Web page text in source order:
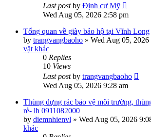
Last postby Định cư Mỹ
Wed Aug 05, 2026 2:58 pm
Tổng quan về giày bảo hộ tại Vĩnh Long
by trangvangbaoho » Wed Aug 05, 2026
vặt khác
0 Replies
10 Views
Last postby trangvangbaoho
Wed Aug 05, 2026 9:28 am
Thùng đựng rác bảo vệ môi trường,
rẻ- lh 0911082000
by diemnhienvl » Wed Aug 05, 2026
khác